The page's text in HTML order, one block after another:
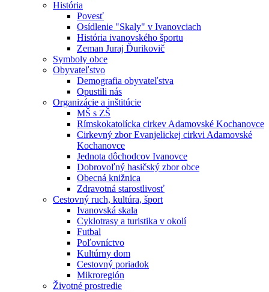
História
Povesť
Osídlenie "Skaly" v Ivanovciach
História ivanovského športu
Zeman Juraj Ďurikovič
Symboly obce
Obyvateľstvo
Demografia obyvateľstva
Opustili nás
Organizácie a inštitúcie
MŠ s ZŠ
Rímskokatolícka cirkev Adamovské Kochanovce
Cirkevný zbor Evanjelickej cirkvi Adamovské
Kochanovce
Jednota dôchodcov Ivanovce
Dobrovoľný hasičský zbor obce
Obecná knižnica
Zdravotná starostlivosť
Cestovný ruch, kultúra, šport
Ivanovská skala
Cyklotrasy a turistika v okolí
Futbal
Poľovníctvo
Kultúrny dom
Cestovný poriadok
Mikroregión
Životné prostredie